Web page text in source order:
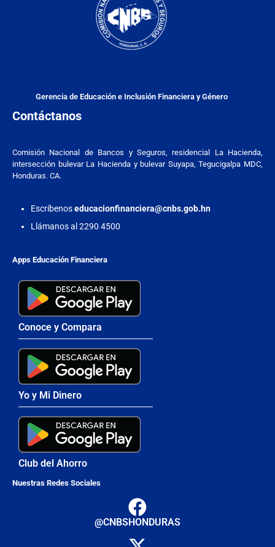
Gerencia de Educación e Inclusión Financiera y Género
Contáctanos
Comisión Nacional de Bancos y Seguros, residencial La Hacienda,
intersección bulevar La Hacienda y bulevar Suyapa, Tegucigalpa MDC,
Honduras. CA.
Escríbenoseducacionfinanciera@cnbs.gob.hn
Llámanos al 2290 4500
Apps Educación Financiera
Conoce y Compara
Yo y Mi Dinero
Club del Ahorro
Nuestras Redes Sociales
@CNBSHONDURAS